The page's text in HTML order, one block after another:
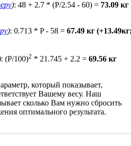
): 48 + 2.7 * (P/2.54 - 60) = 73.09 кг
): 0.713 * P - 58 = 67.49 кг
: (P/100)2 * 21.745 + 2.2 = 69.56 кг
который показывает,
Вашему весу. Наш
сколько Вам нужно сбросить
оптимального результата.